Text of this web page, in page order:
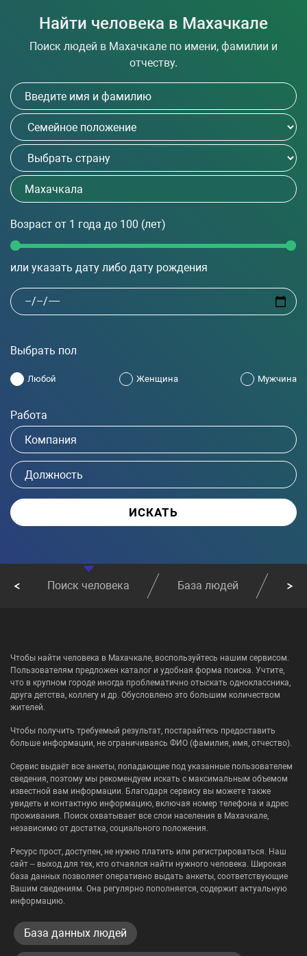
Найти человека в Махачкале
Поиск людей в Махачкале по имени, фамилии и
отчеству.
Возраст от 1 года до 100 (лет)
или указать дату либо дату рождения
Выбрать пол
Любой Женщина Мужчина
Работа
Поиск человека База людей
Чтобы найти человека в Махачкале, воспользуйтесь нашим сервисом.
Пользователям предложен каталог и удобная форма поиска. Учтите,
что в крупном городе иногда проблематично отыскать одноклассника,
друга детства, коллегу и др. Обусловлено это большим количеством
жителей.
Чтобы получить требуемый результат, постарайтесь предоставить
больше информации, не ограничиваясь ФИО (фамилия, имя, отчество).
Сервис выдаёт все анкеты, попадающие под указанные пользователем
сведения, поэтому мы рекомендуем искать с максимальным объемом
известной вам информации. Благодаря сервису вы можете также
увидеть и контактную информацию, включая номер телефона и адрес
проживания. Поиск охватывает все слои населения в Махачкале,
независимо от достатка, социального положения.
Ресурс прост, доступен, не нужно платить или регистрироваться. Наш
сайт – выход для тех, кто отчаялся найти нужного человека. Широкая
база данных позволяет оперативно выдать анкеты, соответствующие
Вашим сведениям. Она регулярно пополняется, содержит актуальную
информацию.
База данных людей